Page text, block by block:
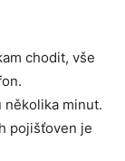
chodit, vše
několika minut.
pojišťoven je